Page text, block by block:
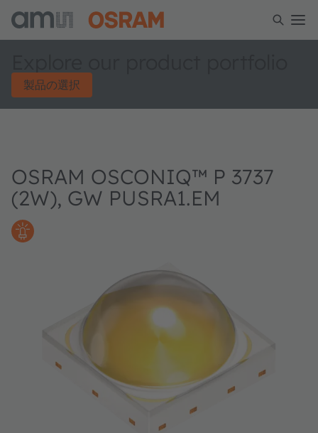
製品の選択
OSRAM OSCONIQ™ P 3737
(2W), GW PUSRA1.EM